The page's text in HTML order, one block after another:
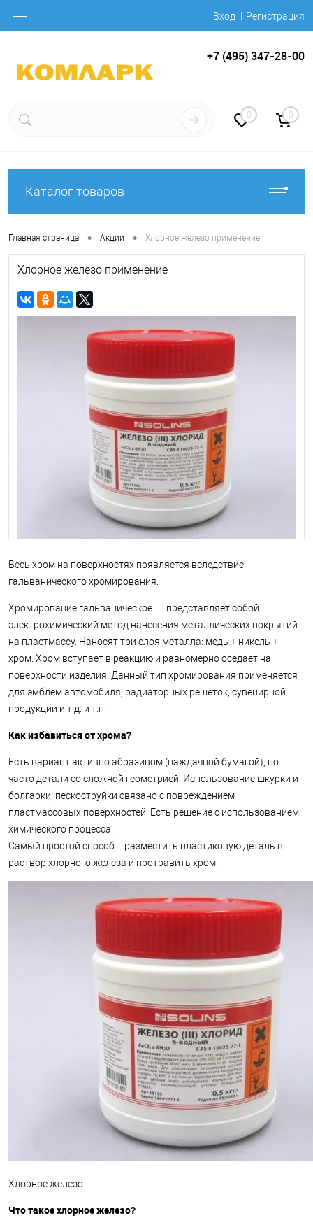
Вход Регистрация
+7 (495) 347-28-00
0 0
Каталог товаров
Главная страница • Акции • Хлорное железо применение
Хлорное железо применение
Весь хром на поверхностях появляется вследствие
гальванического хромирования.
Хромирование гальваническое — представляет собой
электрохимический метод нанесения металлических покрытий
на пластмассу. Наносят три слоя металла: медь + никель +
хром. Хром вступает в реакцию и равномерно оседает на
поверхности изделия. Данный тип хромирования применяется
для эмблем автомобиля, радиаторных решеток, сувенирной
продукции и т.д. и т.п.
Как избавиться от хрома?
Есть вариант активно абразивом (наждачной бумагой), но
часто детали со сложной геометрией. Использование шкурки и
болгарки, пескоструйки связано с повреждением
пластмассовых поверхностей. Есть решение с использованием
химического процесса.
Самый простой способ – разместить пластиковую деталь в
раствор хлорного железа и протравить хром.
Хлорное железо
Что такое хлорное железо?